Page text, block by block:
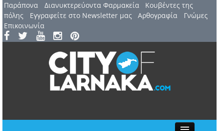
Παράπονα Διανυκτερεύοντα Φαρμακεία
Kουβέντες της
πόλης
Εγγραφείτε στο Newsletter μας Αρθογραφία
Γνώμες
Επικοινωνία